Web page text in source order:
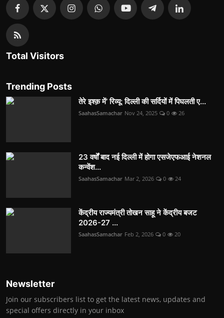
Total Visitors
Trending Posts
तेरे इश्क़ में’ रिव्यू: दिल्ली की सर्दियों में पिघलती ए...
SaahasSamachar Nov 24, 2025 0 26
23 वर्षों बाद नई दिल्ली में होगा एसजेएफआई नेशनल
कन्वेंश...
SaahasSamachar Mar 2, 2026 0 24
केंद्रीय राज्यमंत्री तोखन साहू ने केंद्रीय बजट
2026-27 ...
SaahasSamachar Feb 2, 2026 0 20
Newsletter
Join our subscribers list to get the latest news, updates and
special offers directly in your inbox